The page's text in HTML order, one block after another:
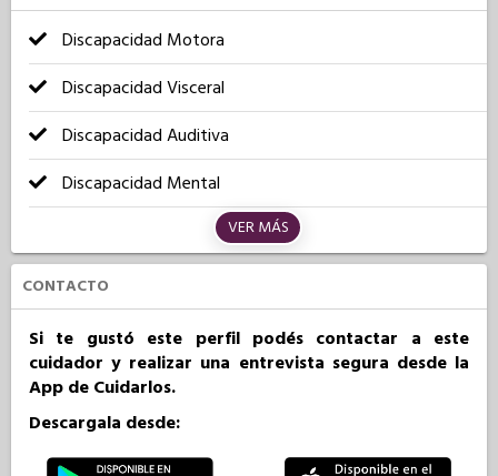
Discapacidad Motora
Discapacidad Visceral
Discapacidad Auditiva
Discapacidad Mental
VER MÁS
CONTACTO
Si te gustó este perfil podés contactar a este
cuidador y realizar una entrevista segura desde la
App de Cuidarlos.
Descargala desde: